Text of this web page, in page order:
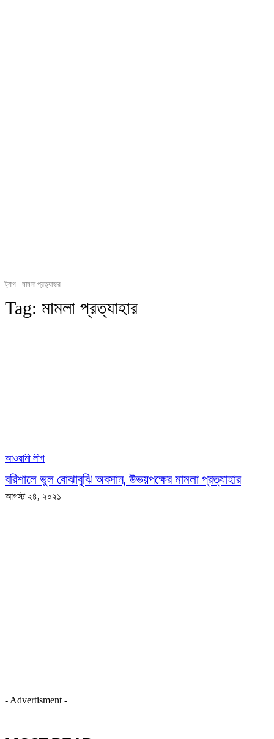
ট্যাগ মামলা প্রত্যাহার
Tag: মামলা প্রত্যাহার
আওয়ামী লীগ
বরিশালে ভুল বোঝাবুঝি অবসান, উভয়পক্ষের মামলা প্রত্যাহার
আগস্ট ২৪, ২০২১
- Advertisment -